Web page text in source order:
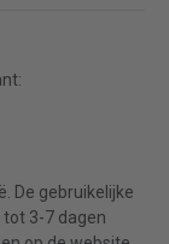
De gebruikelijke
tot 3-7 dagen